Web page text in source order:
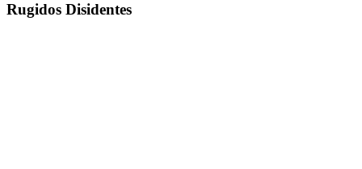
Rugidos Disidentes